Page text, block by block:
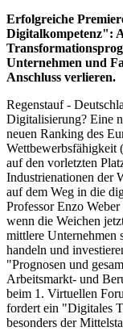
Erfolgreiche
Digitalkompetenz":
Unternehmen und
Anschluss verlieren.
Regenstauf -
Digitalisierung? Eine
neuen Ranking des
Wettbewerbsfähigkeit
auf den vorletzten
Industrienationen der
auf dem Weg in die
Professor Enzo
wenn die Weichen
mittlere Unternehmen
handeln und
"Prognosen und
Arbeitsmarkt- und
beim 1. Virtuellen
fordert ein "Digitales
besonders der